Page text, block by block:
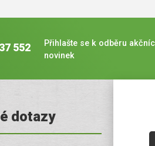
552
Přihlašte se k odběru
novinek
dotazy